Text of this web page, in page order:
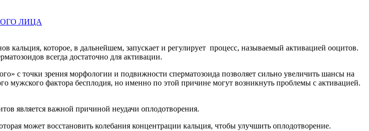
ЛИЦА
кальция, которое, в дальнейшем, запускает и регулирует процесс, называемый активацией ооцитов.
всегда достаточно для активации.
с точки зрения морфологии и подвижности сперматозоида позволяет сильно увеличить шансы на
мужского фактора бесплодия, но именно по этой причине могут возникнуть проблемы с активацией.
является важной причиной неудачи оплодотворения.
может восстановить колебания концентрации кальция, чтобы улучшить оплодотворение.